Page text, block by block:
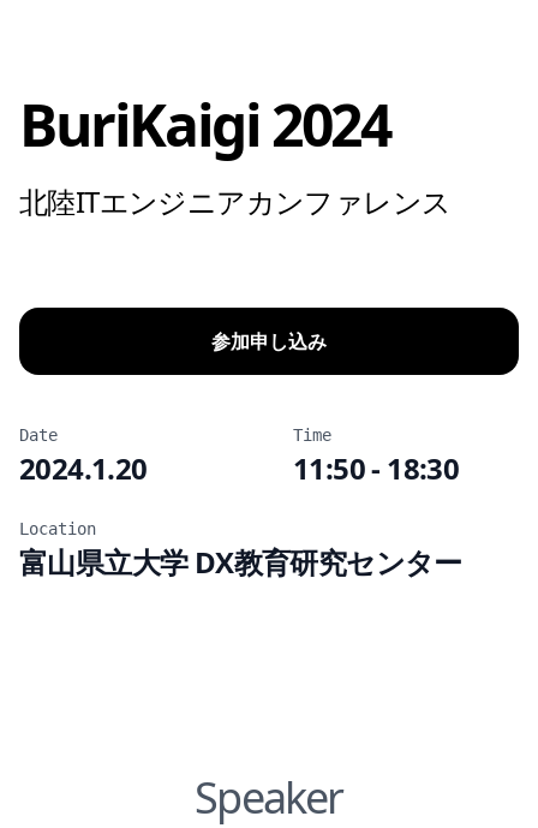
BuriKaigi 2024
北陸ITエンジニアカンファレンス
参加申し込み
Date
2024.1.20
Time
11:50 - 18:30
Location
富山県立大学 DX教育研究センター
Speaker